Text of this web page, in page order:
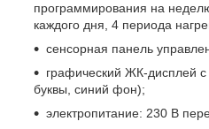
программирования на
каждого дня, 4 периода
сенсорная панель
графический ЖК-дисплей
буквы, синий фон);
электропитание: 230 В